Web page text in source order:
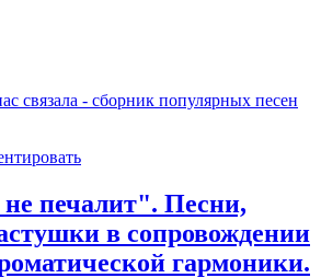
связала - сборник популярных песен
печалит". Песни,
в сопровождении
гармоники.